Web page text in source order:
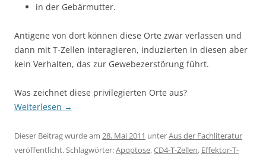
in der Gebärmutter.
Antigene von dort können diese Orte zwar verlassen und
dann mit T-Zellen interagieren, induzierten in diesen aber
kein Verhalten, das zur Gewebezerstörung führt.
Was zeichnet diese privilegierten Orte aus?
Weiterlesen →
Dieser Beitrag wurde am 28. Mai 2011 unterAus der Fachliteratur
veröffentlicht. Schlagwörter:Apoptose,CD4-T-Zellen, Effektor-T-